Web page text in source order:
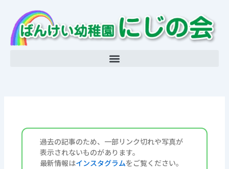
過去の記事のため、一部リンク切れや写真が
表示されないものがあります。
最新情報はインスタグラムをご覧ください。